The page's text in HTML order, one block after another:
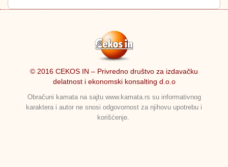
© 2016 CEKOS IN – Privredno društvo za izdavačku
delatnost i ekonomski konsalting d.o.o
Obračuni kamata na sajtu www.kamata.rs su informativnog
karaktera i autor ne snosi odgovornost za njihovu upotrebu i
korišćenje.